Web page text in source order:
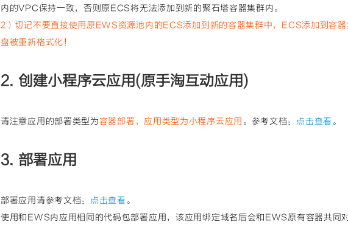
内的VPC保持一致，否则原ECS将无法添加到新的聚石塔容器集群内。
2）切记不要直接使用原EWS资源池内的ECS添加到新的容器集群中，ECS添加到容
盘被重新格式化！
2. 创建小程序云应用(原手淘互动应用)
请注意应用的部署类型为容器部署，应用类型为小程序云应用 。参考文档： 点击查看。
3. 部署应用
部署应用请参考文档： 点击查看。
使用和EWS内应用相同的代码包部署应用，该应用绑定域名后会和EWS原有容器共同